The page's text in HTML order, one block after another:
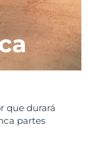
que durará
partes